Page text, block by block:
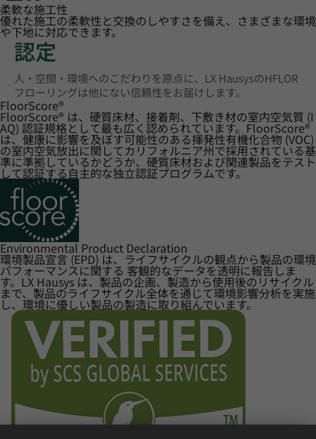
柔軟な施工性
優れた施工の柔軟性と交換のしやすさを備え、さまざまな環境
や下地に対応できます。
認定
人・空間・環境へのこだわりを原点に、LX HausysのHFLOR
フローリングは他にない信頼性をお届けします。
FloorScore®
FloorScore® は、硬質床材、接着剤、下敷き材の室内空気質 (I
AQ) 認証規格として最も広く認められています。FloorScore®
は、健康に影響を及ぼす可能性のある揮発性有機化合物 (VOC)
の室内空気放出に関してカリフォルニア州で採用されている基
準に準拠しているかどうか、硬質床材および関連製品をテスト
して認証する自主的な独立認証プログラムです。
Environmental Product Declaration
環境製品宣言 (EPD) は、ライフサイクルの観点から製品の環境
パフォーマンスに関する 客観的なデータを透明に報告しま
す。LX Hausys は、製品の企画、製造から使用後のリサイクル
まで、製品のライフサイクル全体を通じて環境影響分析を実施
し、環境に優しい製品の製造に取り組んでいます。